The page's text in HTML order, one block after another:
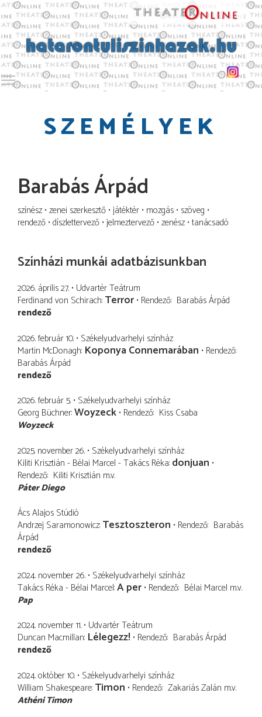
Toggle main menu visibility
SZEMÉLYEK
Barabás Árpád
színész zenei szerkesztő játéktér mozgás szöveg
rendező díszlettervező jelmeztervező zenész tanácsadó
Színházi munkái adatbázisunkban
2026. április 27. Udvartér Teátrum
Ferdinand von Schirach Terror Rendező Barabás Árpád
rendező
2026. február 10. Székelyudvarhelyi színház
Martin McDonagh Koponya Connemarában Rendező
Barabás Árpád
rendező
2026. február 5. Székelyudvarhelyi színház
Georg Büchner Woyzeck Rendező Kiss Csaba
Woyzeck
2025. november 26. Székelyudvarhelyi színház
Kiliti Krisztián - Bélai Marcel - Takács Réka donjuan
Rendező Kiliti Krisztián m.v.
Páter Diego
Ács Alajos Stúdió
Andrzej Saramonowicz Tesztoszteron Rendező Barabás
Árpád
rendező
2024. november 26. Székelyudvarhelyi színház
Takács Réka - Bélai Marcel A per Rendező Bélai Marcel m.v.
Pap
2024. november 11. Udvartér Teátrum
Duncan Macmillan Lélegezz! Rendező Barabás Árpád
rendező
2024. október 10. Székelyudvarhelyi színház
William Shakespeare Timon Rendező Zakariás Zalán m.v.
Athéni Timon